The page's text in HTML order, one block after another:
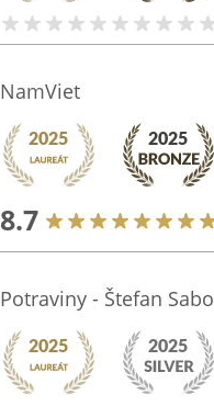
NamViet
8.7
Potraviny - Štefan Sabo